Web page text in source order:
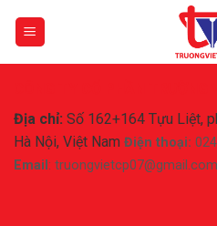
Địa chỉ: Số 162+164 Tựu Liệt,
Hà Nội, Việt Nam Điện thoại:
Email : truongvietcp07@gmail.com